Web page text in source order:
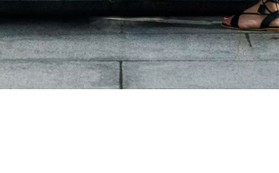
Lista sklepów